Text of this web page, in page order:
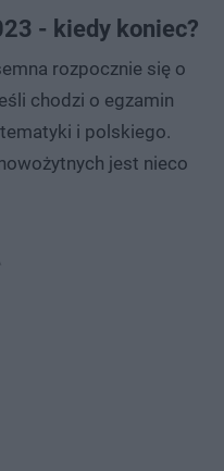
- kiedy koniec?
rozpocznie się o
chodzi o egzamin
i polskiego.
jest nieco